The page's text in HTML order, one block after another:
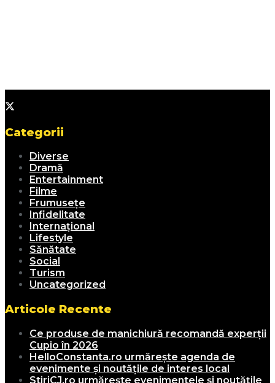
Categorii
Diverse
Dramă
Entertainment
Filme
Frumusețe
Infidelitate
Internațional
Lifestyle
Sănătate
Social
Turism
Uncategorized
Articole Recente
Ce produse de manichiură recomandă experții
Cupio în 2026
HelloConstanta.ro urmărește agenda de
evenimente și noutățile de interes local
StiriCJ.ro urmărește evenimentele și noutățile